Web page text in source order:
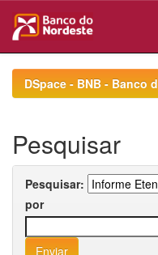
navigationDSpace - BNB - Banco
Pesquisar
Pesquisar:
por